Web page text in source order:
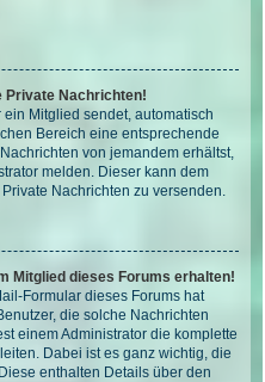
Private Nachrichten!
Mitglied sendet, automatisch
Bereich eine entsprechende
von jemandem erhältst,
melden. Dieser kann dem
Nachrichten zu versenden.
Mitglied dieses Forums erhalten!
Formular dieses Forums hat
die solche Nachrichten
einem Administrator die komplette
Dabei ist es ganz wichtig, die
enthalten Details über den